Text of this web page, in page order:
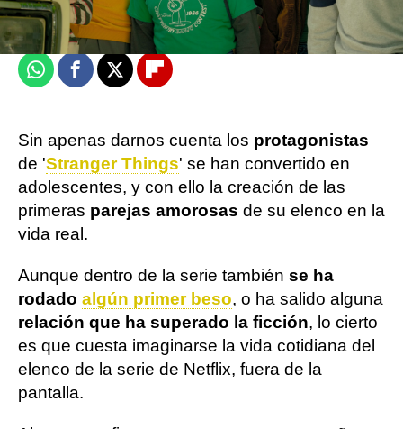
Actualizado:
21 de julio de 2022, 15:47
Publicado:21 de julio de 2022, 15:31
WhatsappFacebook
X Flipboard
Sin apenas darnos cuenta los protagonistas
de 'Stranger Things' se han convertido en
adolescentes, y con ello la creación de las
primeras parejas amorosas de su elenco en la
vida real.
Aunque dentro de la serie también se ha
rodado algún primer beso, o ha salido alguna
relación que ha superado la ficción, lo cierto
es que cuesta imaginarse la vida cotidiana del
elenco de la serie de Netflix, fuera de la
pantalla.